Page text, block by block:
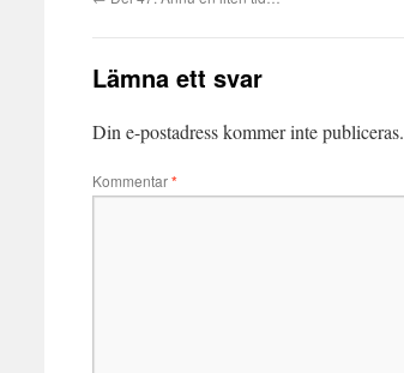
Lämna ett svar
Din e-postadress kommer inte publiceras.
Kommentar*